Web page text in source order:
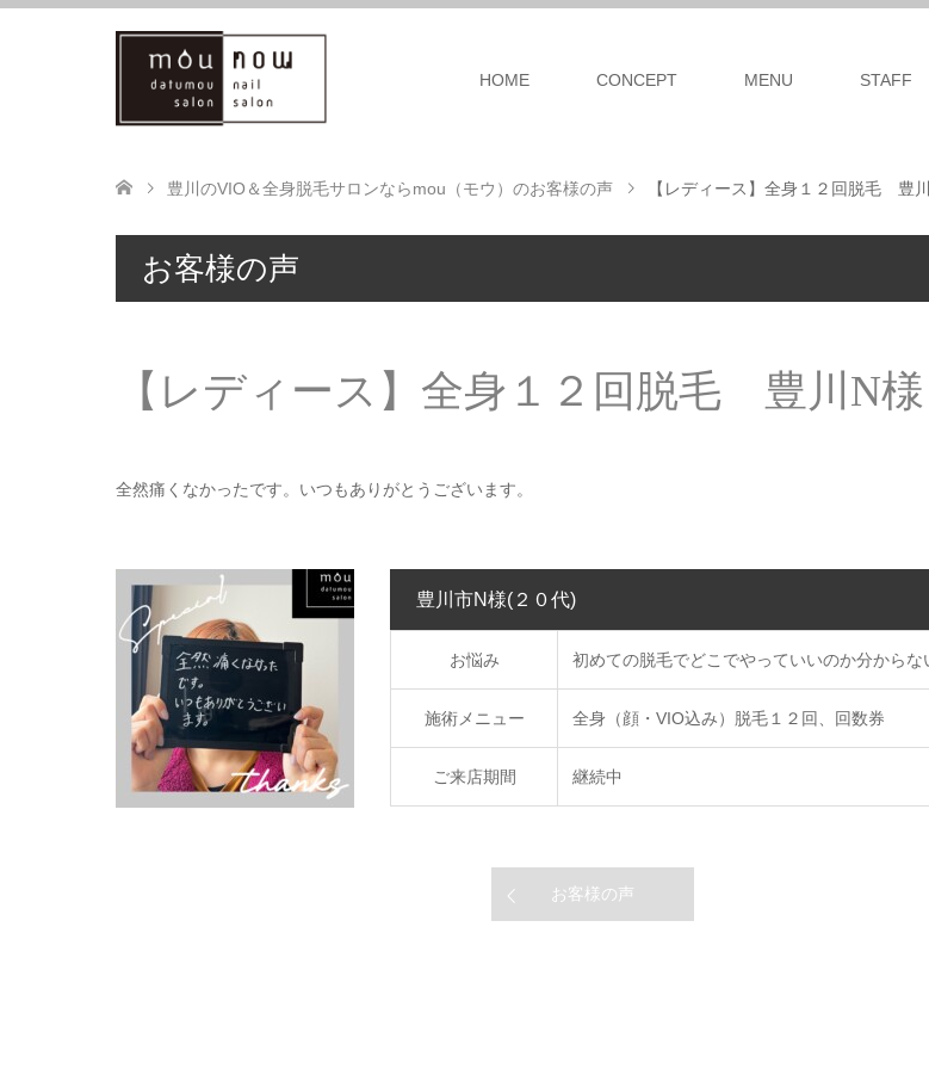
HOME CONCEPT MENU STAFF
豊川のVIO＆全身脱毛サロンならmou（モウ）のお客様の声 【レディース】全身１２回脱毛 豊
お客様の声
【レディース】全身１２回脱毛 豊川N様
全然痛くなかったです。いつもありがとうございます。
豊川市N様(２０代)
お悩み 初めての脱毛でどこでやっていいのか分からな
施術メニュー 全身（顔・VIO込み）脱毛１２回、回数券
ご来店期間 継続中
お客様の声